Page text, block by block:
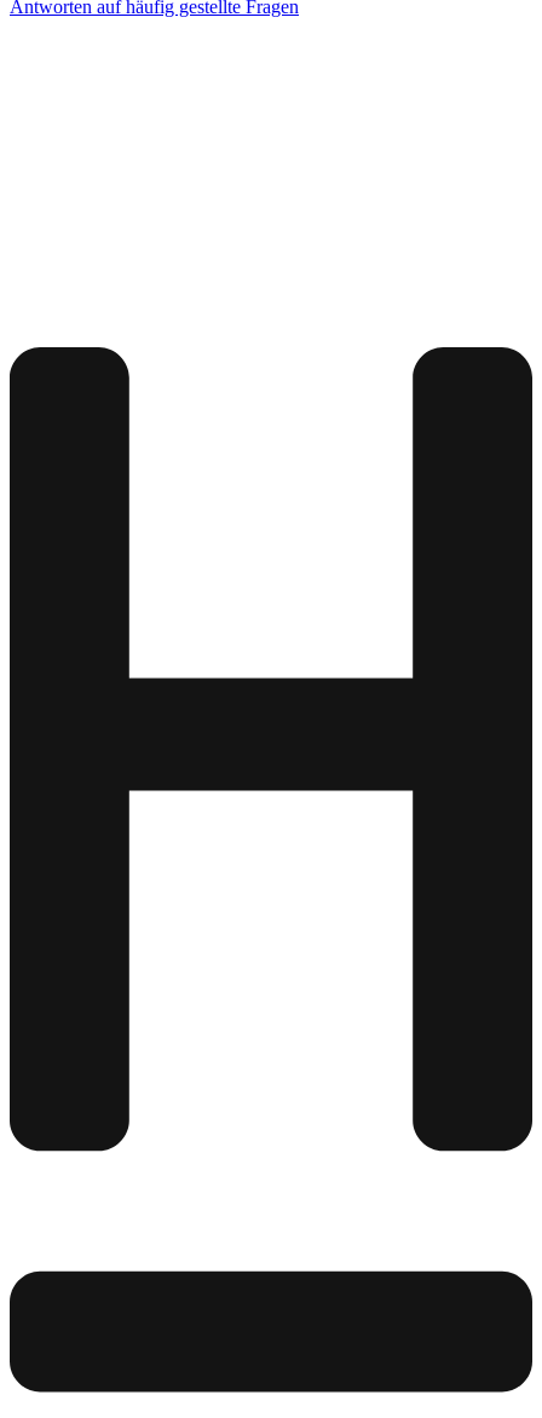
Antworten auf häufig gestellte Fragen